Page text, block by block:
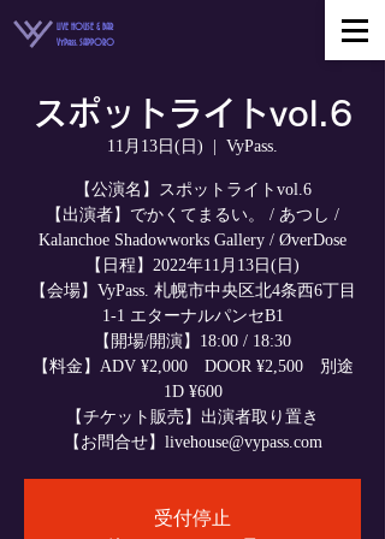
LIVE HOUSE & BAR
VyPass. SAPPORO
スポットライトvol.6
11月13日(日) VyPass.
【公演名】スポットライトvol.6
【出演者】でかくてまるい。 / あつし /
Kalanchoe Shadowworks Gallery / ØverDose
【日程】2022年11月13日(日)
【会場】VyPass. 札幌市中央区北4条西6丁目
1-1 エターナルパンセB1
【開場/開演】18:00 / 18:30
【料金】ADV ¥2,000 DOOR ¥2,500 別途
1D ¥600
【チケット販売】出演者取り置き
【お問合せ】livehouse@vypass.com
受付停止